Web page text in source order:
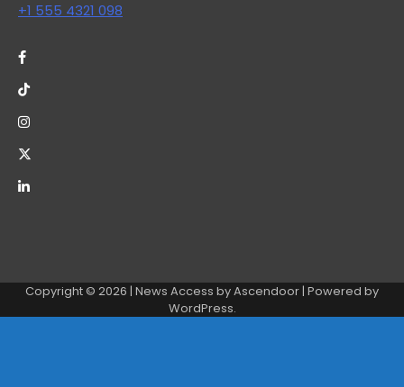
+1 555 4321 098
Copyright © 2026 | News Access byAscendoor| Powered by
WordPress.